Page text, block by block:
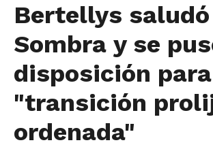
Bertellys
Sombra y se
disposición
"transición
ordenada"